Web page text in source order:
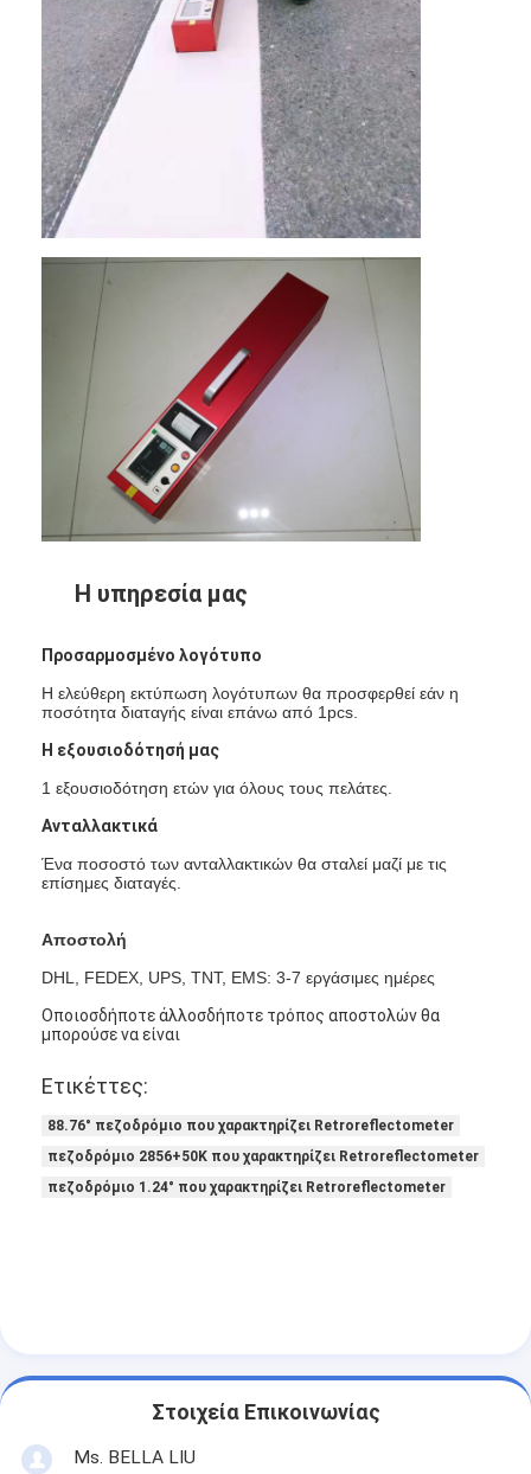
Η υπηρεσία μας
Προσαρμοσμένο λογότυπο
Η ελεύθερη εκτύπωση λογότυπων θα προσφερθεί εάν η
ποσότητα διαταγής είναι επάνω από 1pcs.
Η εξουσιοδότησή μας
1 εξουσιοδότηση ετών για όλους τους πελάτες.
Ανταλλακτικά
Ένα ποσοστό των ανταλλακτικών θα σταλεί μαζί με τις
επίσημες διαταγές.
Αποστολή
DHL, FEDEX, UPS, TNT, EMS: 3-7 εργάσιμες ημέρες
Οποιοσδήποτε άλλοσδήποτε τρόπος αποστολών θα
μπορούσε να είναι
Ετικέττες:
88.76° πεζοδρόμιο που χαρακτηρίζει Retroreflectometer
πεζοδρόμιο 2856+50K που χαρακτηρίζει Retroreflectometer
πεζοδρόμιο 1.24° που χαρακτηρίζει Retroreflectometer
Στοιχεία Επικοινωνίας
Ms. BELLA LIU